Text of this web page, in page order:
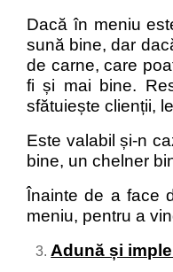
Dacă în meniu
sună bine, dar
de carne, care
fi și mai bine.
sfătuiește clienții,
Este valabil și-n
bine, un chelner
Înainte de a face
meniu, pentru a
Adună și